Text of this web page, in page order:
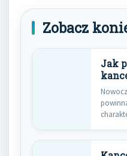
Zobacz
Jak